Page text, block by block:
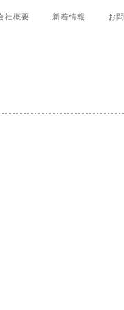
社概要 新着情報 お